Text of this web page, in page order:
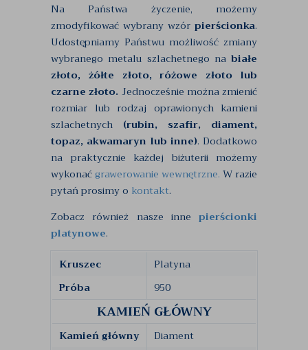
Na Państwa życzenie, możemy
zmodyfikować wybrany wzór pierścionka.
Udostępniamy Państwu możliwość zmiany
wybranego metalu szlachetnego na białe
złoto, żółte złoto, różowe złoto lub
czarne złoto. Jednocześnie można zmienić
rozmiar lub rodzaj oprawionych kamieni
szlachetnych (rubin, szafir, diament,
topaz, akwamaryn lub inne). Dodatkowo
na praktycznie każdej biżuterii możemy
wykonać grawerowanie wewnętrzne. W razie
pytań prosimy o kontakt.
Zobacz również nasze inne pierścionki
platynowe.
Kruszec
Platyna
Próba
950
KAMIEŃ GŁÓWNY
Kamień główny
Diament